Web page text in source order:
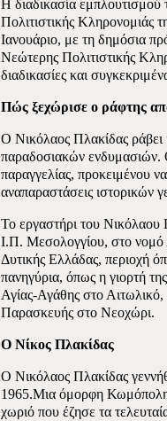
Η διαδικασία
Πολιτιστικής Κληρονομιάς
Ιανουάριο, με τη δημόσια
Νεώτερης Πολιτιστικής
διαδικασίες και
Πώς ξεχώρισε ο ράφτης
Ο Νικόλαος Πλακίδας ράβει
παραδοσιακών ενδυμασιών.
παραγγελίας, προκειμένου
αναπαραστάσεις ιστορικών
Το εργαστήρι του Νικόλαου
Ι.Π. Μεσολογγίου, στο νομό
Δυτικής Ελλάδας, περιοχή
πανηγύρια, όπως η γιορτή
Αγίας-Αγάθης στο
Παρασκευής στο Νεοχώρι.
Ο Νίκος Πλακίδας
Ο Νικόλαος Πλακίδας
1965.Μια όμορφη Κωμόπολη
χωριό που έζησε τα